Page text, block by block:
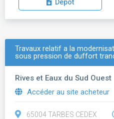
Dépôt
Travaux relatif a la
sous pression de duffort
Rives et Eaux du Sud Ouest
Accéder au site acheteur
65004 TARBES CEDEX